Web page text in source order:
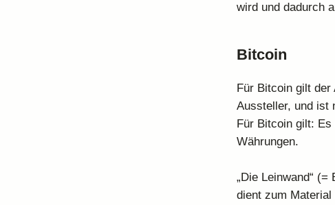
wird und dadurch
Bitcoin
Für Bitcoin gilt
Aussteller, und ist
Für Bitcoin gilt:
Währungen.
„Die Leinwand“
dient zum